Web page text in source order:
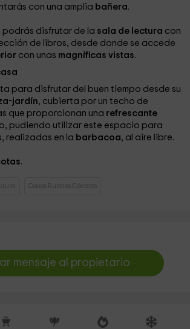
con una amplia bañera.
podrás disfrutar de la sala de lectura con
de libros, desde donde se accede
con unas magníficas vistas.
para disfrutar del buen tiempo desde su
jardín, cubierta por un techo de
que proporcionan una refrescante
pudiendo utilizar este espacio para
realizadas en la barbacoa, al aire libre.
.
Casas Rurales Cáceres
mensaje al propietario